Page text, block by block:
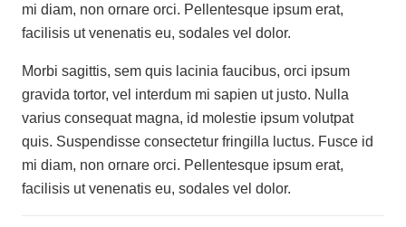
mi diam, non ornare orci. Pellentesque ipsum erat,
facilisis ut venenatis eu, sodales vel dolor.
Morbi sagittis, sem quis lacinia faucibus, orci ipsum
gravida tortor, vel interdum mi sapien ut justo. Nulla
varius consequat magna, id molestie ipsum volutpat
quis. Suspendisse consectetur fringilla luctus. Fusce id
mi diam, non ornare orci. Pellentesque ipsum erat,
facilisis ut venenatis eu, sodales vel dolor.